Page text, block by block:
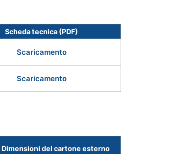
Scheda tecnica (PDF)
Scaricamento
Scaricamento
Dimensioni del cartone esterno